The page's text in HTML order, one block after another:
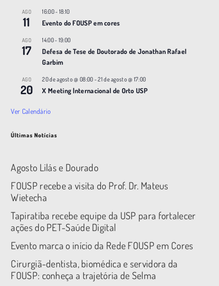
AGO
11
16:00- 18:10
Evento do FOUSP em cores
AGO
17
14:00- 19:00
Defesa de Tese de Doutorado de Jonathan Rafael
Garbim
AGO
20
20 de agosto @ 08:00 -21 de agosto @ 17:00
X Meeting |nternacional de Orto USP
Ver Calendário
Últimas Notícias
Agosto Lilás e Dourado
FOUSP recebe a visita do Prof. Dr. Mateus
Wietecha
Tapiratiba recebe equipe da USP para fortalecer
ações do PET-Saúde Digital
Evento marca o início da Rede FOUSP em Cores
Cirurgiã-dentista, biomédica e servidora da
FOUSP: conheça a trajetória de Selma